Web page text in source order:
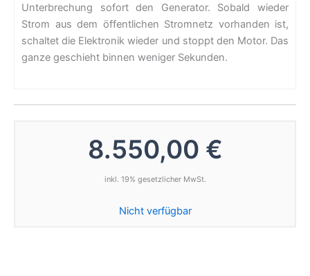
Unterbrechung sofort den Generator. Sobald wieder
Strom aus dem öffentlichen Stromnetz vorhanden ist,
schaltet die Elektronik wieder und stoppt den Motor. Das
ganze geschieht binnen weniger Sekunden.
8.550,00 €
inkl. 19% gesetzlicher MwSt.
Nicht verfügbar